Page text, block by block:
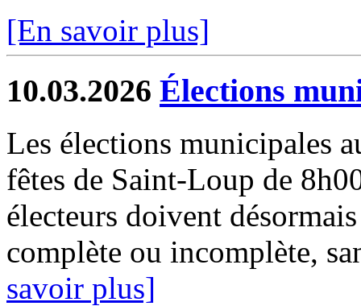
[En savoir plus]
10.03.2026 Élections
Les élections municipales
fêtes de Saint-Loup de
électeurs doivent
complète ou incomplète,
savoir plus]